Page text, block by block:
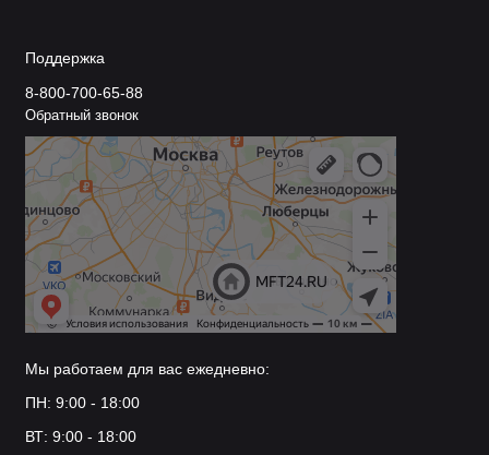
Поддержка
8-800-700-65-88
Обратный звонок
Мы работаем для вас ежедневно:
ПН: 9:00 - 18:00
ВТ: 9:00 - 18:00